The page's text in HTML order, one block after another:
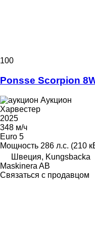
100
Ponsse Scorpion
Аукцион
Харвестер
2025
348 м/ч
Euro 5
Мощность 286 л.с. (210
Швеция, Kungsbacka
Maskinera AB
Связаться с продавцом